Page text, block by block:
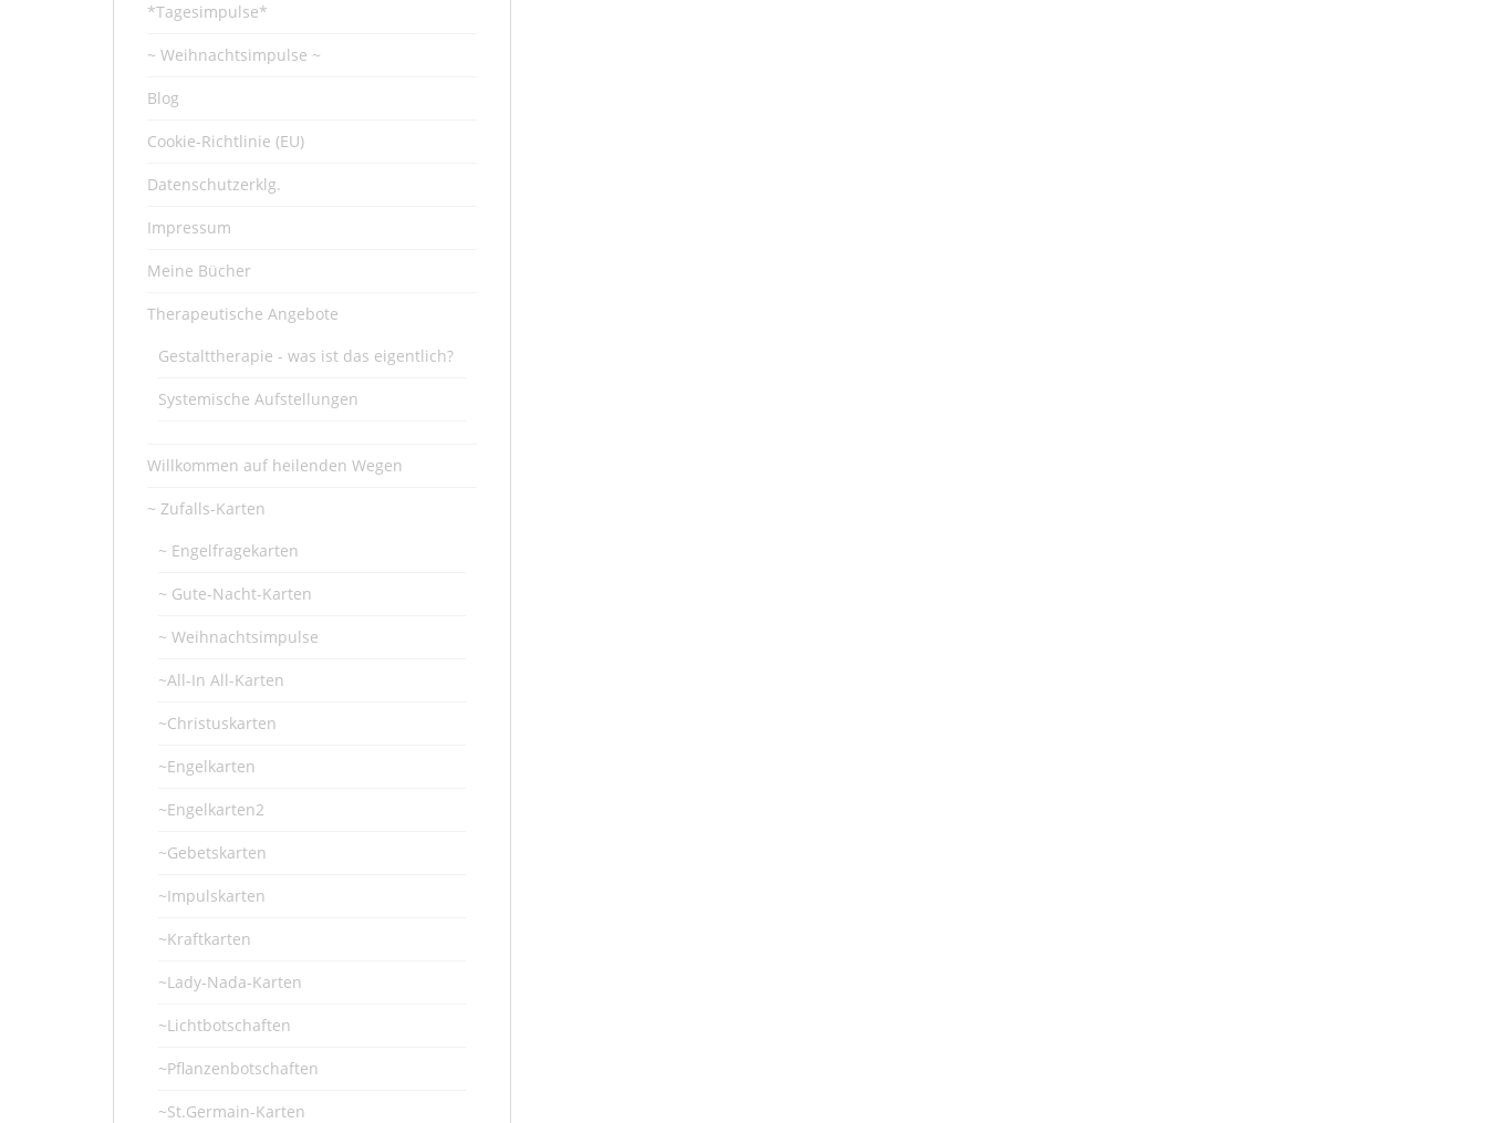
*Tagesimpulse*
~ Weihnachtsimpulse ~
Blog
Cookie-Richtlinie (EU)
Datenschutzerklg.
Impressum
Meine Bücher
Therapeutische Angebote
Gestalttherapie - was ist das eigentlich?
Systemische Aufstellungen
Willkommen auf heilenden Wegen
~ Zufalls-Karten
~ Engelfragekarten
~ Gute-Nacht-Karten
~ Weihnachtsimpulse
~All-In All-Karten
~Christuskarten
~Engelkarten
~Engelkarten2
~Gebetskarten
~Impulskarten
~Kraftkarten
~Lady-Nada-Karten
~Lichtbotschaften
~Pflanzenbotschaften
~St.Germain-Karten